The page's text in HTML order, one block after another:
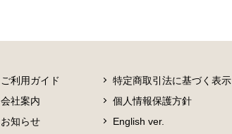
ご利用ガイド
会社案内
お知らせ
特定商取引法に基づく表示
個人情報保護方針
English ver.